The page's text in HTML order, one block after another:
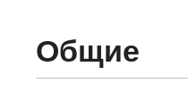
Общие